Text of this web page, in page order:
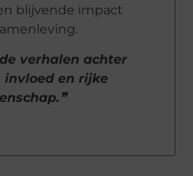
blijvende impact
verhalen achter
invloed en rijke